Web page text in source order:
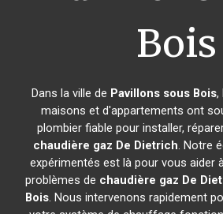
Bois
Dans la ville de Pavillons sous Bois,
maisons et d'appartements ont
plombier fiable pour installer,
chaudière gaz De Dietrich. Notre
expérimentés est là pour vous aider
problèmes de chaudière gaz De
Bois. Nous intervenons rapidement